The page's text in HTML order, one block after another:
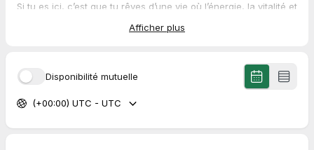
Si tu es ici, c’est que tu rêves d’une vie où l’énergie, la vitalité et
et je suis là pour te montrer comment.
transformation
Afficher plus
Disponibilité mutuelle
(+00:00) UTC - UTC